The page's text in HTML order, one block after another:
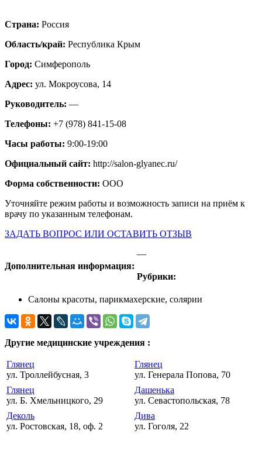
Страна: Россия
Область/край: Республика Крым
Город: Симферополь
Адрес: ул. Мокроусова, 14
Руководитель: —
Телефоны: +7 (978) 841-15-08
Часы работы: 9:00-19:00
Официальный сайт: http://salon-glyanec.ru/
Форма собственности: ООО
Уточняйте режим работы и возможность записи на приём к
врачу по указанным телефонам.
ЗАДАТЬ ВОПРОС ИЛИ ОСТАВИТЬ ОТЗЫВ
Дополнительная информация:
—
Рубрики:
Салоны красоты, парикмахерские, солярии
Другие медицинские учреждения :
Глянец
ул. Троллейбусная, 3
Глянец
ул. Генерала Попова, 70
Глянец
ул. Б. Хмельницкого, 29
Дашенька
ул. Севастопольская, 78
Деколь
ул. Ростовская, 18, оф. 2
Дива
ул. Гоголя, 22